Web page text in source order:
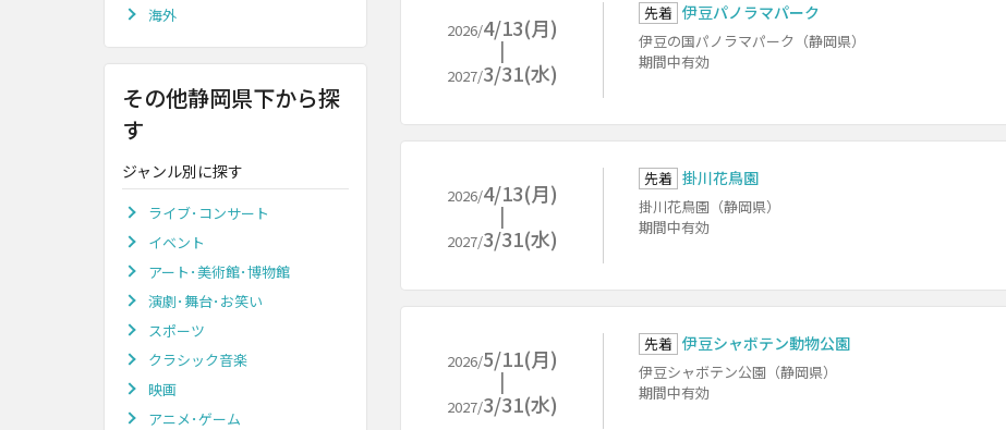
2026/4/13(月)
2027/3/31(水)
先着 伊豆パノラマパーク
伊豆の国パノラマパーク（静岡県）
期間中有効
2026/4/13(月)
2027/3/31(水)
先着 掛川花鳥園
掛川花鳥園（静岡県）
期間中有効
2026/5/11(月)
2027/3/31(水)
先着 伊豆シャボテン動物公園
伊豆シャボテン公園（静岡県）
期間中有効
海外
その他静岡県下から探
す
ジャンル別に探す
ライブ･コンサート
イベント
アート･美術館･博物館
演劇･舞台･お笑い
スポーツ
クラシック音楽
映画
アニメ･ゲーム